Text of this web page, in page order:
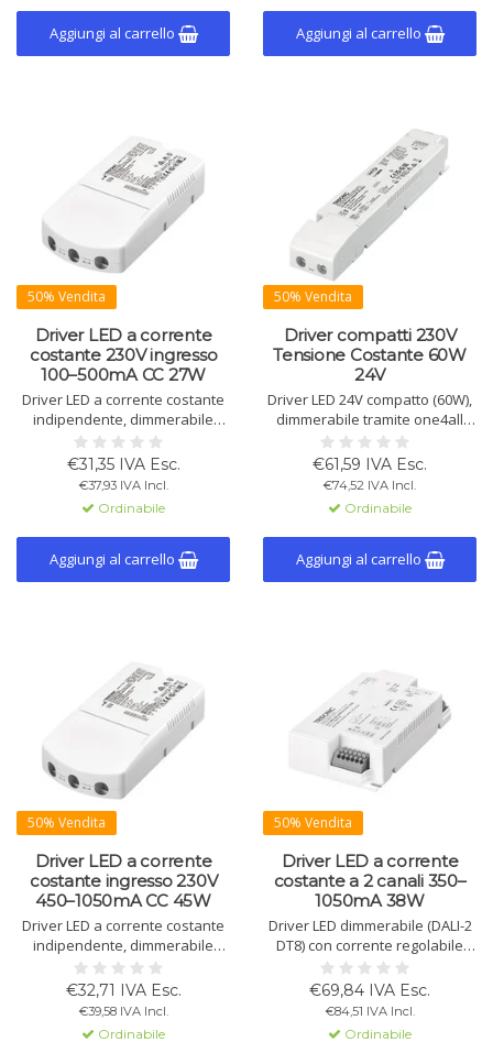
Aggiungi al carrello Aggiungi al carrello
50% Vendita
Driver LED a corrente
costante 230V ingresso
100–500mA CC 27W
Driver LED a corrente costante
indipendente, dimmerabile
tramite DALI-2 e NFC. Corrente
regolabile 100-500 mA, potenza
max. 27 W. Efficienza fino
all'86%, custodia IP20, adatto
per illuminazione di
emergenza. Durata nominale
fino a 100.000 ore.
€31,35 IVA Esc.
€37,93 IVA Incl.
Ordinabile
Aggiungi al carrello
50% Vendita
Driver compatti 230V
Tensione Costante 60W
24V
Driver LED 24V compatto (60W),
dimmerabile tramite one4all
(DALI-2, DSI, switchDIM), per
strisce flessibili, pronto per
emergenza e NFC. Con
fissaggio incluso.
€61,59 IVA Esc.
€74,52 IVA Incl.
Ordinabile
Aggiungi al carrello
50% Vendita
Driver LED a corrente
costante ingresso 230V
450–1050mA CC 45W
Driver LED a corrente costante
indipendente, dimmerabile
tramite DALI-2 e NFC. Corrente
regolabile 450-1.050 mA,
potenza max. 45 W. Efficienza
fino all'88%, custodia IP20,
€32,71 IVA Esc.
€39,58 IVA Incl.
Ordinabile
50% Vendita
Driver LED a corrente
costante a 2 canali 350–
1050mA 38W
Driver LED dimmerabile (DALI-2
DT8) con corrente regolabile
350-1050 mA. Max. 38W, 87% di
efficienza, IP20. Adatto per
apparecchi classe I & II,
illuminazione di emergenza e
€69,84 IVA Esc.
€84,51 IVA Incl.
Ordinabile